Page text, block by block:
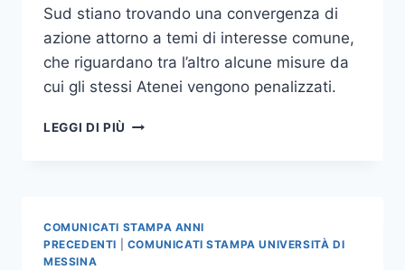
Sud stiano trovando una convergenza di
azione attorno a temi di interesse comune,
che riguardano tra l’altro alcune misure da
cui gli stessi Atenei vengono penalizzati.
LEGGI DI PIÙ SODDISFAZIONE
GIUNTA
COMUNICATI STAMPA ANNI
PRECEDENTI
COMUNICATI STAMPA UNIVERSITÀ DI
MESSINA